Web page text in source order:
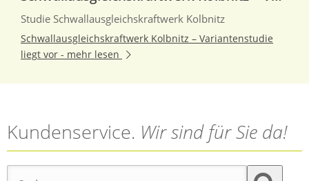
Studie Schwallausgleichskraftwerk Kolbnitz
Schwallausgleichskraftwerk Kolbnitz – Variantenstudie
liegt vor - mehr lesen
Kundenservice. Wir sind für Sie da!
Suche nach: